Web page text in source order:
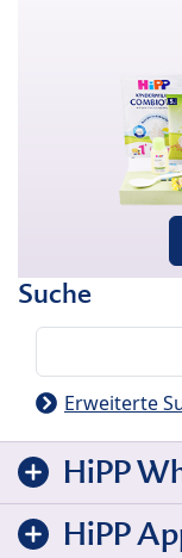
Suche
Erweiterte
HiPP
HiPP